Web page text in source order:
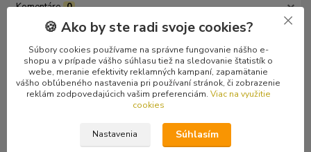
Komentáre 0
Kompletné špecifikácie
Biela lebka s ružovou mašľou na liste na čiernom podklade.
Tovar zaradený v kategóriách
🍪 Ako by ste radi svoje cookies?
Súbory cookies používame na správne fungovanie nášho e-
shopu a v prípade vášho súhlasu tiež na sledovanie štatistík o
webe, meranie efektivity reklamných kampaní, zapamätanie
vášho obľúbeného nastavenia pri používaní stránok, či zobrazenie
reklám zodpovedajúcich vašim preferenciám. Viac na využitie
cookies
Nastavenia Súhlasím